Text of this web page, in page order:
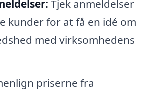
Tjek anmeldelser
kunder for at få en idé om
med virksomhedens
priserne fra